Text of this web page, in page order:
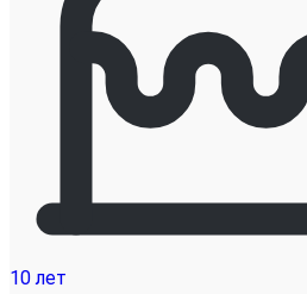
10 лет